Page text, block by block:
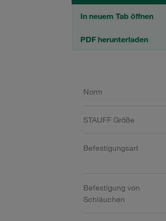
In neuem Tab öffnen
PDF herunterladen
Norm
STAUFF Größe
Befestigungsart
Befestigung von
Schläuchen